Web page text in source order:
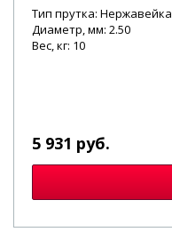
Тип прутка: Нержавейка
Диаметр, мм: 2.50
Вес, кг: 10
5 931 руб.